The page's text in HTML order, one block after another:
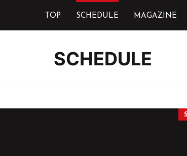
TOP SCHEDULE MAGAZINE
SCHEDULE